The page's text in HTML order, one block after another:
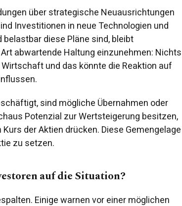
über strategische Neuausrichtungen
Investitionen in neue Technologien und
diese Pläne sind, bleibt
abwartende Haltung einzunehmen: Nichts
und das könnte die Reaktion auf
sind mögliche Übernahmen oder
Potenzial zur Wertsteigerung besitzen,
der Aktien drücken. Diese Gemengelage
zu setzen.
auf die Situation?
Einige warnen vor einer möglichen